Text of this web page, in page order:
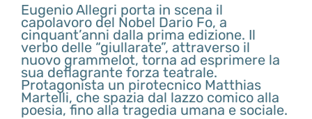
Eugenio Allegri porta in scena il
capolavoro del Nobel Dario Fo, a
cinquant’anni dalla prima edizione. Il
verbo delle “giullarate”, attraverso il
nuovo grammelot, torna ad esprimere la
sua deflagrante forza teatrale.
Protagonista un pirotecnico Matthias
Martelli, che spazia dal lazzo comico alla
poesia, fino alla tragedia umana e sociale.